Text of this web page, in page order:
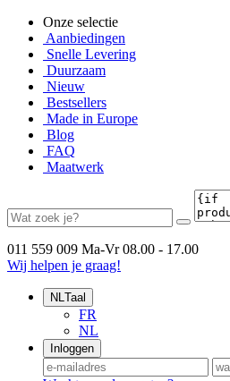
Onze selectie
Aanbiedingen
Snelle Levering
Duurzaam
Nieuw
Bestsellers
Made in Europe
Blog
FAQ
Maatwerk
011 559 009 Ma-Vr 08.00 - 17.00
Wij helpen je graag!
NLTaal
FR
NL
Inloggen